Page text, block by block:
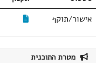
אישור/תוקף
מטרת התוכנית